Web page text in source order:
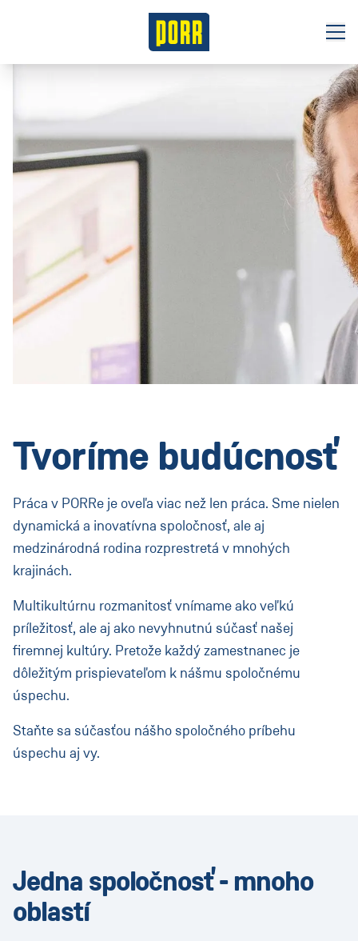
O nás
Benefity
Pozície
Kontakt
(Aktuell:
Tvoríme budúcnosť
Práca v PORRe je oveľa viac než len práca. Sme nielen
dynamická a inovatívna spoločnosť, ale aj
medzinárodná rodina rozprestretá v mnohých
krajinách.
Multikultúrnu rozmanitosť vnímame ako veľkú
príležitosť, ale aj ako nevyhnutnú súčasť našej
firemnej kultúry. Pretože každý zamestnanec je
dôležitým prispievateľom k nášmu spoločnému
úspechu.
Staňte sa súčasťou nášho spoločného príbehu
úspechu aj vy.
Jedna spoločnosť - mnoho
oblastí